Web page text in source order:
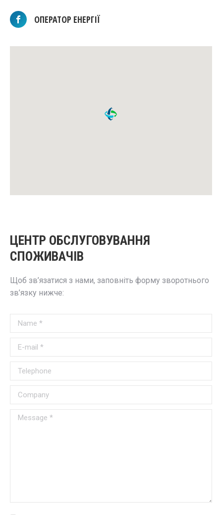
ОПЕРАТОР ЕНЕРГІЇ
ЦЕНТР ОБСЛУГОВУВАННЯ
СПОЖИВАЧІВ
Щоб зв’язатися з нами, заповніть форму зворотнього
зв’язку нижче:
Name *
E-mail *
Telephone
Company
Message *